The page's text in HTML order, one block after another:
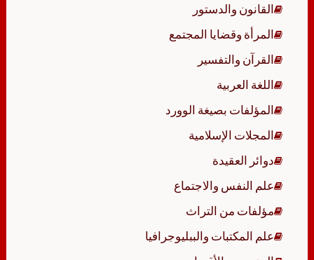
القانون والدستور
المرأة وقضايا المجتمع
القرآن والتفسير
اللغة العربية
المؤلفات بصيغة الوورد
المجلات الإسلامية
دوائر العقيدة
علم النفس والاجتماع
مؤلفات من التراث
علم المكتبات والببليوجرافيا